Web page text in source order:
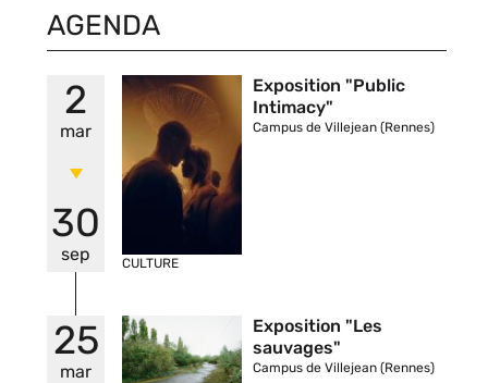
AGENDA
2
mar
30
sep
Vignette
Exposition "Public
Intimacy"
Campus de Villejean (Rennes)
CULTURE
25
mar
Vignette
Exposition "Les
sauvages"
Campus de Villejean (Rennes)